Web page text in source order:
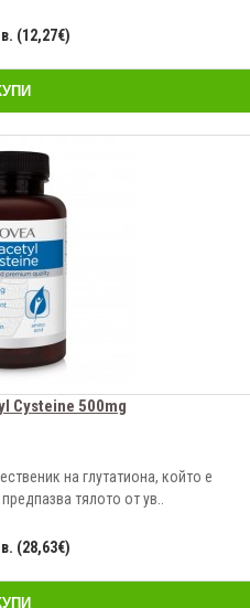
(12,27€)
Cysteine 500mg
на глутатиона, който е
тялото от ув..
(28,63€)